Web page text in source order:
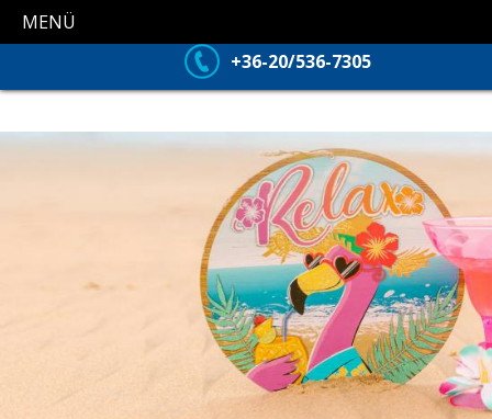
MENÜ
+36-20/536-7305